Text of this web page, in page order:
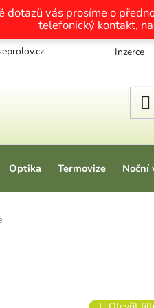
dotazů vás prosíme o
telefonický kontakt,
Inzerce
Optika Termovize Noční